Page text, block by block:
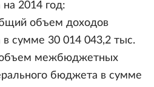
2014 год:
объем доходов
сумме 30 014 043,2 тыс.
объем межбюджетных
бюджета в сумме